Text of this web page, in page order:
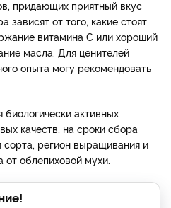
придающих приятный вкус
зависят от того, какие стоят
витамина С или хороший
масла. Для ценителей
опыта могу рекомендовать
активных
качеств, на сроки сбора
регион выращивания и
облепиховой мухи.